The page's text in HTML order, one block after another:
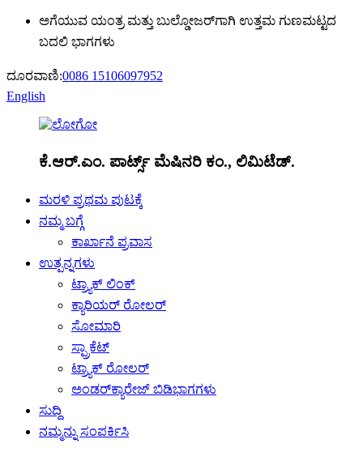
ಅಗೆಯುವ ಯಂತ್ರ ಮತ್ತು ಬುಲ್ಡೋಜರ್‌ಗಾಗಿ ಉತ್ತಮ ಗುಣಮಟ್ಟದ
ಬದಲಿ ಭಾಗಗಳು
ದೂರವಾಣಿ:0086 15106097952
English
ಕೆ.ಆರ್.ಎಂ. ಪಾರ್ಟ್ಸ್ ಮೆಷಿನರಿ ಕಂ., ಲಿಮಿಟೆಡ್.
ಮರಳಿ ಪ್ರಥಮ ಪುಟಕ್ಕೆ
ನಮ್ಮ ಬಗ್ಗೆ
ಕಾರ್ಖಾನೆ ಪ್ರವಾಸ
ಉತ್ಪನ್ನಗಳು
ಟ್ರ್ಯಾಕ್ ಲಿಂಕ್
ಕ್ಯಾರಿಯರ್ ರೋಲರ್
ಸೋಮಾರಿ
ಸ್ಪ್ರಾಕೆಟ್
ಟ್ರ್ಯಾಕ್ ರೋಲರ್
ಅಂಡರ್‌ಕ್ಯಾರೇಜ್ ಬಿಡಿಭಾಗಗಳು
ಸುದ್ದಿ
ನಮ್ಮನ್ನು ಸಂಪರ್ಕಿಸಿ